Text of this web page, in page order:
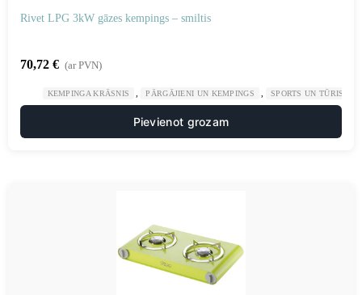
Rivet LPG 3kW gāzes kempings – smiltis
70,72 € (ar PVN)
KEMPINGA KRĀSNIS PĀRGĀJIENI UN KEMPINGS SPORTS UN TŪRISMS
Pievienot grozam